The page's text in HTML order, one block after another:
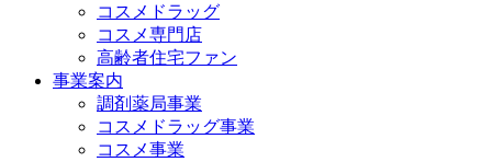
コスメドラッグ
コスメ専門店
高齢者住宅ファン
事業案内
調剤薬局事業
コスメドラッグ事業
コスメ事業